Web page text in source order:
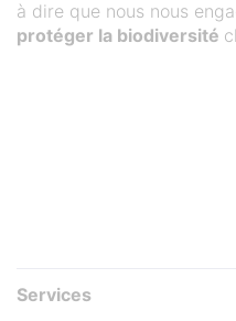
à dire que nous nous
protéger la biodiversité
Services